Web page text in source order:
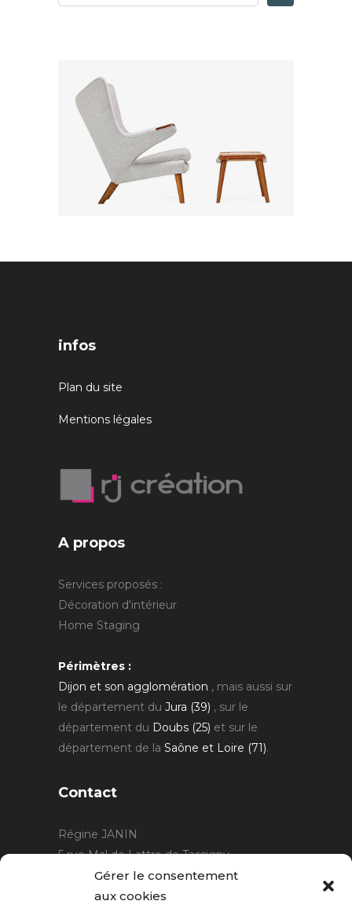
Gérer le consentement
aux cookies
infos
Plan du site
Mentions légales
A propos
Services proposés :
Décoration d'intérieur
Home Staging
Périmètres :
Dijon et son agglomération , mais aussi sur
le département du Jura (39) , sur le
département du Doubs (25) et sur le
département de la Saône et Loire (71).
Contact
Régine JANIN
5 rue Mal de Lattre de Tassigny
21220 Gevrey Chambertin
06 15 15 80 29